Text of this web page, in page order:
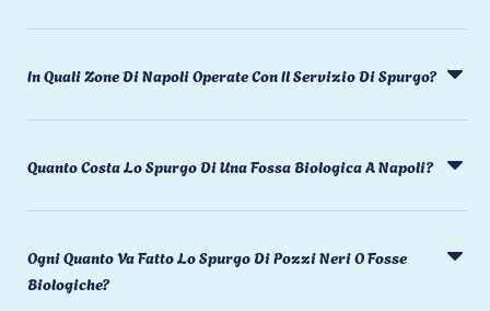
In Quali Zone Di Napoli Operate Con Il Servizio Di Spurgo?
Quanto Costa Lo Spurgo Di Una Fossa Biologica A Napoli?
Ogni Quanto Va Fatto Lo Spurgo Di Pozzi Neri O Fosse
Biologiche?